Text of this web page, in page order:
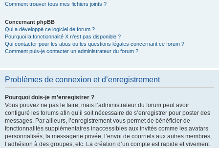
Comment trouver tous mes fichiers joints ?
Concernant phpBB
Qui a développé ce logiciel de forum ?
Pourquoi la fonctionnalité X n’est pas disponible ?
Qui contacter pour les abus ou les questions légales concernant ce forum ?
Comment puis-je contacter un administrateur du forum ?
Problèmes de connexion et d’enregistrement
Pourquoi dois-je m’enregistrer ?
Vous pouvez ne pas le faire, mais l’administrateur du forum peut avoir
configuré les forums afin qu’il soit nécessaire de s’enregistrer pour poster des
messages. Par ailleurs, l’enregistrement vous permet de bénéficier de
fonctionnalités supplémentaires inaccessibles aux invités comme les avatars
personnalisés, la messagerie privée, l’envoi de courriels aux autres membres,
l’adhésion à des groupes, etc. La création d’un compte est rapide et vivement